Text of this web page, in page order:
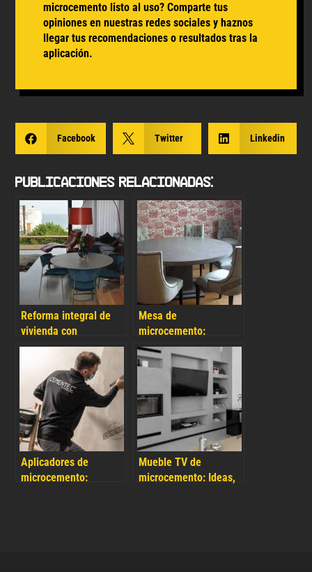
microcemento listo al uso? Comparte tus
opiniones en nuestras redes sociales y haznos
llegar tus recomendaciones o resultados tras la
aplicación.
 Facebook  Twitter  Linkedin
Publicaciones Relacionadas:
Reforma integral de
vivienda con
microcemento: El
secreto para renovar
tu vivienda con un
resultado rápido y
económico
Mesa de
microcemento:
Disfruta del mueble
revestido por
antonomasia en el
foco de tu hogar
Aplicadores de
microcemento:
Mueble TV de
microcemento: Ideas,